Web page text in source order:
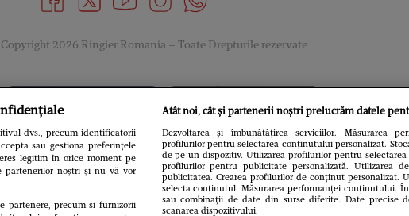
Copyright 2026 Ringier Romania – Toate Drepturile rezervate
dvs., precum identificatorii
sau gestiona preferințele
legitim în orice moment pe
partenerilor noștri și nu vă vor
partenere, precum si furnizorii
Atât noi, cât și partenerii noștri prelucrăm datele
Dezvoltarea și îmbunătățirea serviciilor. Măsurarea
profilurilor pentru selectarea conținutului personalizat.
de pe un dispozitiv. Utilizarea profilurilor pentru
profilurilor pentru publicitate personalizată. Utilizarea
publicitatea. Crearea profilurilor de conținut personalizat.
selecta conținutul. Măsurarea performanței conținutului.
sau combinații de date din surse diferite. Date precise
scanarea dispozitivului.